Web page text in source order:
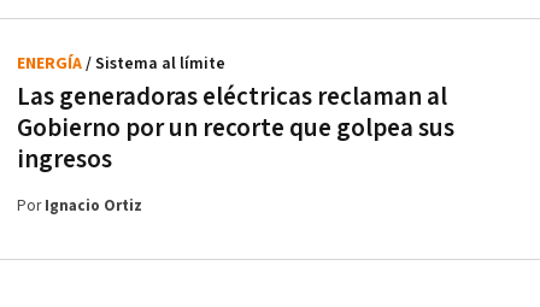
Las generadoras eléctricas reclaman al
Gobierno por un recorte que golpea sus
ingresos
ENERGÍA/ Sistema al límite
PorIgnacio Ortiz